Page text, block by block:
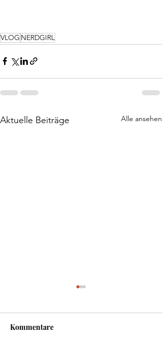
VLOG NERDGIRL
Aktuelle Beiträge Alle ansehen
KLAPPENTEXT Nie hätte ich
Kommentare